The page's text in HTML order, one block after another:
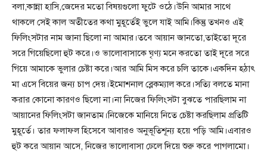
বলা,কান্না হাসি,জেদের মতো বিষয়গুলো ফুটে ওঠে।উনি আমার সাথে
থাকলে সেই কাল অতীতের কথা মুহূর্তেই ভুলে যাই আমি।কিন্তু তখনও এই
ফিলিংসটার নাম জানা ছিলো না আমার।তবে আয়ান জানতো,তাইতো দূরে
সরে গিয়েছিলো হুট করে।ও ভালোবাসাকে ঘৃণ্য মনে করতো তাই দূরে সরে
গিয়ে আমাকে ভুলার চেষ্টা করে।আর আমি মিস করে চলি তাকে।একদিন হঠাৎ
মা এসে বিয়ের জন্য চাপ দেয়।ইমোশনাল ব্লেকম্যাল করে।সত্যি বলতে মানা
করার কোনো কারণও ছিলো না।না নিজের ফিলিংসটা বুঝতে পারছিলাম না
আয়ানের ফিলিংসটা জানতাম।নিজেকে মানিয়ে নিতে চেষ্টা করছিলাম প্রতিটি
মুহূর্তে। তার ফলাফল হিসেবে আবারও অনুভূতিশূন্য হয়ে পড়ি আমি।এবারও
হুট করে আয়ান আসে, নিজের ভালোবাসা ঢেলে দিয়ে শুরু করে পাগলামো।